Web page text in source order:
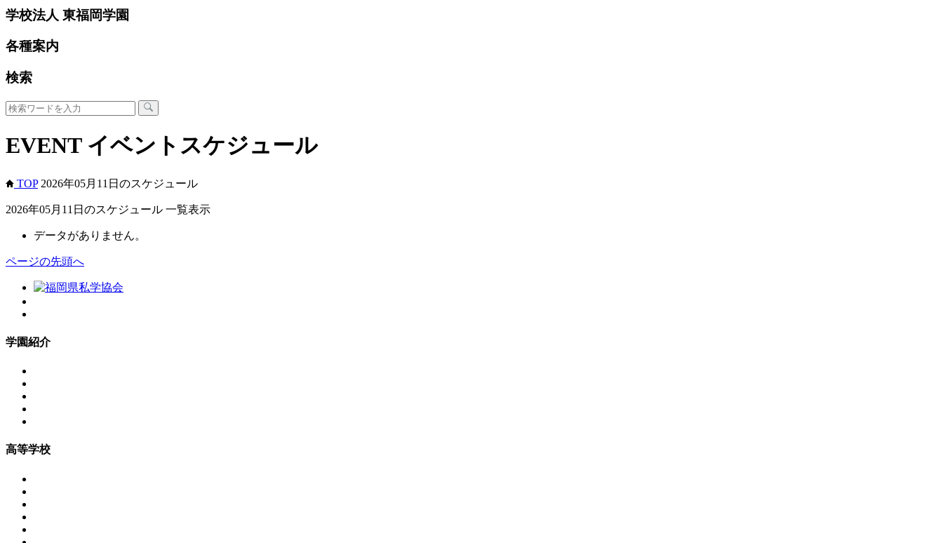
学校法人 東福岡学園
各種案内
検索
EVENT イベントスケジュール
TOP 2026年05月11日のスケジュール
2026年05月11日のスケジュール 一覧表示
データがありません。
ページの先頭へ
学園紹介
高等学校